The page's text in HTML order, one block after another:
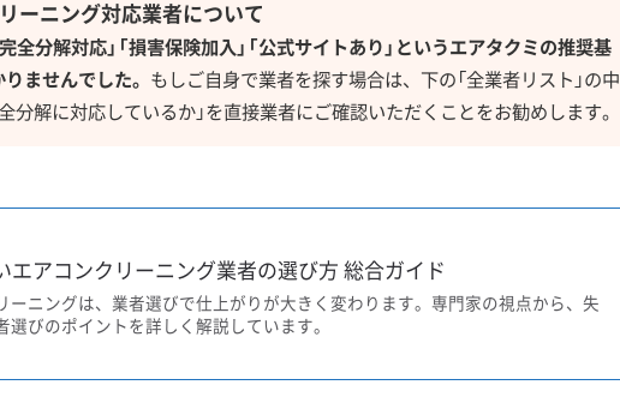
ーニング対応業者について
完全分解対応」「損害保険加入」「公式サイトあり」というエアタクミの推奨基
ませんでした。 もしご自身で業者を探す場合は、下の「全業者リスト」の中
分解に対応しているか」を直接業者にご確認いただくことをお勧めします。
エアコンクリーニング業者の選び方 総合ガイド
ーニングは、業者選びで仕上がりが大きく変わります。専門家の視点から、失
選びのポイントを詳しく解説しています。